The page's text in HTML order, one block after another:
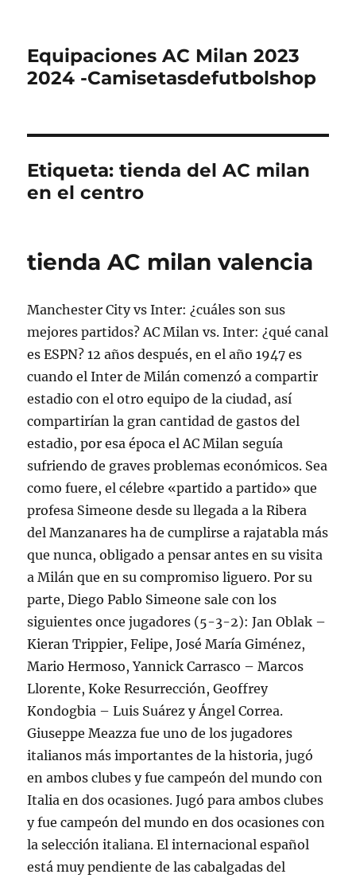
Equipaciones AC Milan 2023
2024 -Camisetasdefutbolshop
Etiqueta:tienda del AC milan
en el centro
tienda AC milan valencia
Manchester City vs Inter: ¿cuáles son sus
mejores partidos? AC Milan vs. Inter: ¿qué canal
es ESPN? 12 años después, en el año 1947 es
cuando el Inter de Milán comenzó a compartir
estadio con el otro equipo de la ciudad, así
compartirían la gran cantidad de gastos del
estadio, por esa época el AC Milan seguía
sufriendo de graves problemas económicos. Sea
como fuere, el célebre «partido a partido» que
profesa Simeone desde su llegada a la Ribera
del Manzanares ha de cumplirse a rajatabla más
que nunca, obligado a pensar antes en su visita
a Milán que en su compromiso liguero. Por su
parte, Diego Pablo Simeone sale con los
siguientes once jugadores (5-3-2): Jan Oblak –
Kieran Trippier, Felipe, José María Giménez,
Mario Hermoso, Yannick Carrasco – Marcos
Llorente, Koke Resurrección, Geoffrey
Kondogbia – Luis Suárez y Ángel Correa.
Giuseppe Meazza fue uno de los jugadores
italianos más importantes de la historia, jugó
en ambos clubes y fue campeón del mundo con
Italia en dos ocasiones. Jugó para ambos clubes
y fue campeón del mundo en dos ocasiones con
la selección italiana. El internacional español
está muy pendiente de las cabalgadas del